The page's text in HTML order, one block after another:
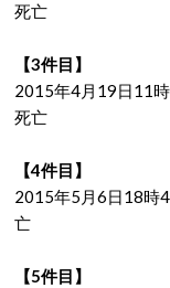
死亡
【3件目】
2015年4月19日11
死亡
【4件目】
2015年5月6日18時
亡
【5件目】